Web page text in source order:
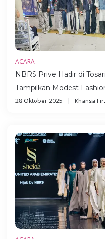
ACARA
NBRS Prive Hadir di
Tampilkan Modest
28 Oktober 2025 | Khansa